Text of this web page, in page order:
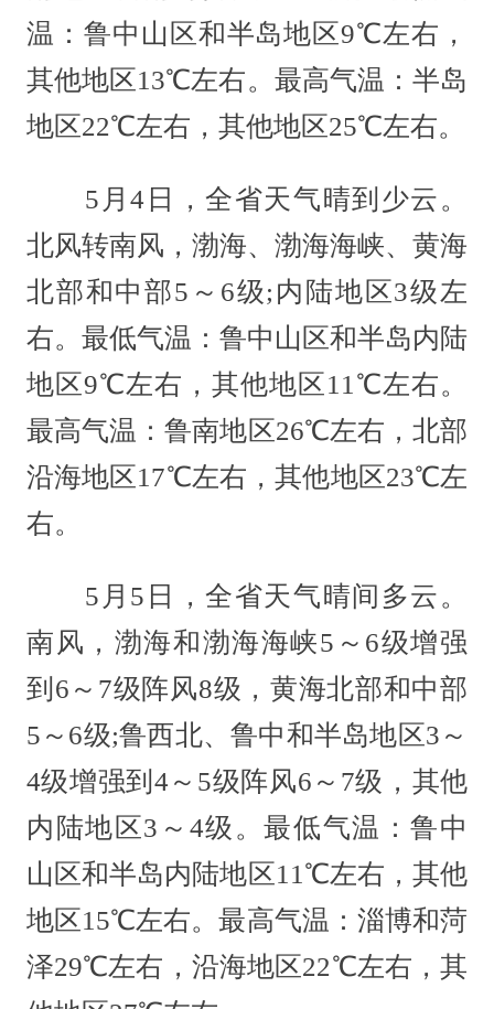
温：鲁中山区和半岛地区9℃左右，
其他地区13℃左右。最高气温：半岛
地区22℃左右，其他地区25℃左右。
5月4日，全省天气晴到少云。
北风转南风，渤海、渤海海峡、黄海
北部和中部5～6级;内陆地区3级左
右。最低气温：鲁中山区和半岛内陆
地区9℃左右，其他地区11℃左右。
最高气温：鲁南地区26℃左右，北部
沿海地区17℃左右，其他地区23℃左
右。
5月5日，全省天气晴间多云。
南风，渤海和渤海海峡5～6级增强
到6～7级阵风8级，黄海北部和中部
5～6级;鲁西北、鲁中和半岛地区3～
4级增强到4～5级阵风6～7级，其他
内陆地区3～4级。最低气温：鲁中
山区和半岛内陆地区11℃左右，其他
地区15℃左右。最高气温：淄博和菏
泽29℃左右，沿海地区22℃左右，其